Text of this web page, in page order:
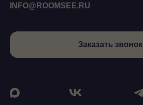
INFO@ROOMSEE.RU
Заказать звонок